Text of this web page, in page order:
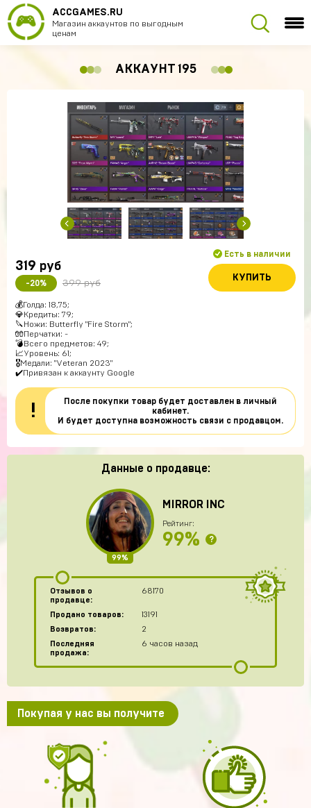
ACCGAMES.RU
Магазин аккаунтов по выгодным
ценам
АККАУНТ 195
319 руб
-20% 399 руб
Есть в наличии
КУПИТЬ
💰Голда: 18,75;
💎Кредиты: 79;
🔪Ножи: Butterfly "Fire Storm";
🧤Перчатки: -
💣Всего предметов: 49;
📈Уровень: 61;
🎖Медали: "Veteran 2023"
✔️Привязан к аккаунту Google
!
После покупки товар будет доставлен в личный
кабинет.
И будет доступна возможность связи с продавцом.
Данные о продавце:
99%
MIRROR INC
Рейтинг:
99% ?
Отзывов о
продавце:
68170
Продано товаров:
13191
Возвратов:
2
Последняя
продажа:
6 часов назад
Покупая у нас вы получите